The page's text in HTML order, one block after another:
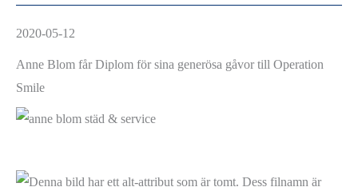
2020-05-12
Anne Blom får Diplom för sina generösa gåvor till Operation
Smile